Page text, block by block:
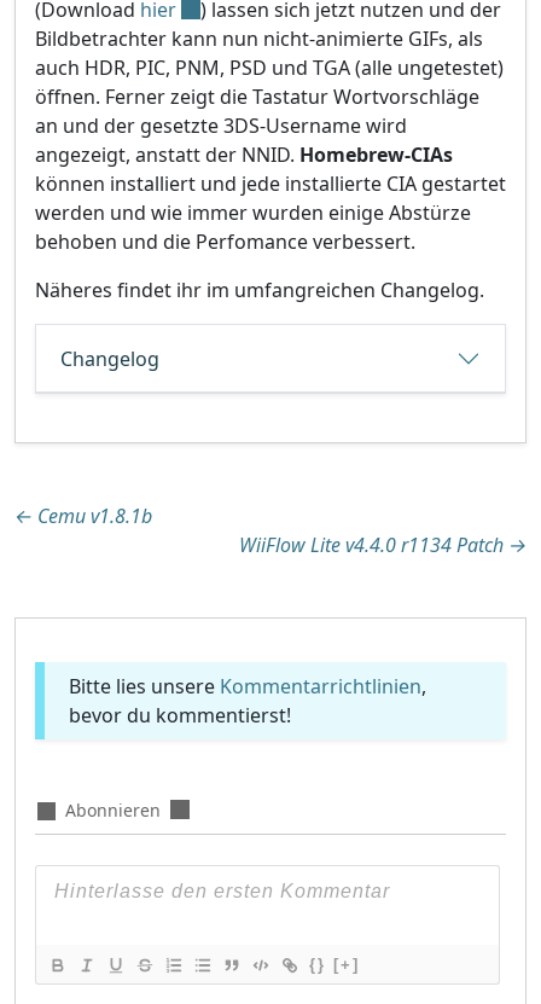
(Download hier
) lassen sich jetzt nutzen und der
Bildbetrachter kann nun nicht-animierte GIFs, als
auch HDR, PIC, PNM, PSD und TGA (alle ungetestet)
öffnen. Ferner zeigt die Tastatur Wortvorschläge
an und der gesetzte 3DS-Username wird
angezeigt, anstatt der NNID. Homebrew-CIAs
können installiert und jede installierte CIA gestartet
werden und wie immer wurden einige Abstürze
behoben und die Perfomance verbessert.
Näheres findet ihr im umfangreichen Changelog.
Changelog
Beitragsnavigation
← Cemu v1.8.1b
WiiFlow Lite v4.4.0 r1134 Patch →
Bitte lies unsere Kommentarrichtlinien,
bevor du kommentierst!
Abonnieren
{} [+]